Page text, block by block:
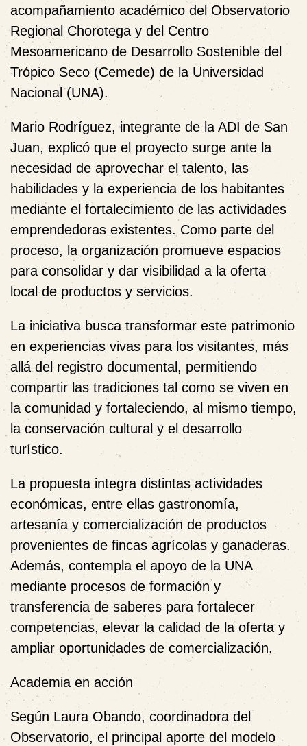
acompañamiento académico del Observatorio
Regional Chorotega y del Centro
Mesoamericano de Desarrollo Sostenible del
Trópico Seco (Cemede) de la Universidad
Nacional (UNA).
Mario Rodríguez, integrante de la ADI de San
Juan, explicó que el proyecto surge ante la
necesidad de aprovechar el talento, las
habilidades y la experiencia de los habitantes
mediante el fortalecimiento de las actividades
emprendedoras existentes. Como parte del
proceso, la organización promueve espacios
para consolidar y dar visibilidad a la oferta
local de productos y servicios.
La iniciativa busca transformar este patrimonio
en experiencias vivas para los visitantes, más
allá del registro documental, permitiendo
compartir las tradiciones tal como se viven en
la comunidad y fortaleciendo, al mismo tiempo,
la conservación cultural y el desarrollo
turístico.
La propuesta integra distintas actividades
económicas, entre ellas gastronomía,
artesanía y comercialización de productos
provenientes de fincas agrícolas y ganaderas.
Además, contempla el apoyo de la UNA
mediante procesos de formación y
transferencia de saberes para fortalecer
competencias, elevar la calidad de la oferta y
ampliar oportunidades de comercialización.
Academia en acción
Según Laura Obando, coordinadora del
Observatorio, el principal aporte del modelo